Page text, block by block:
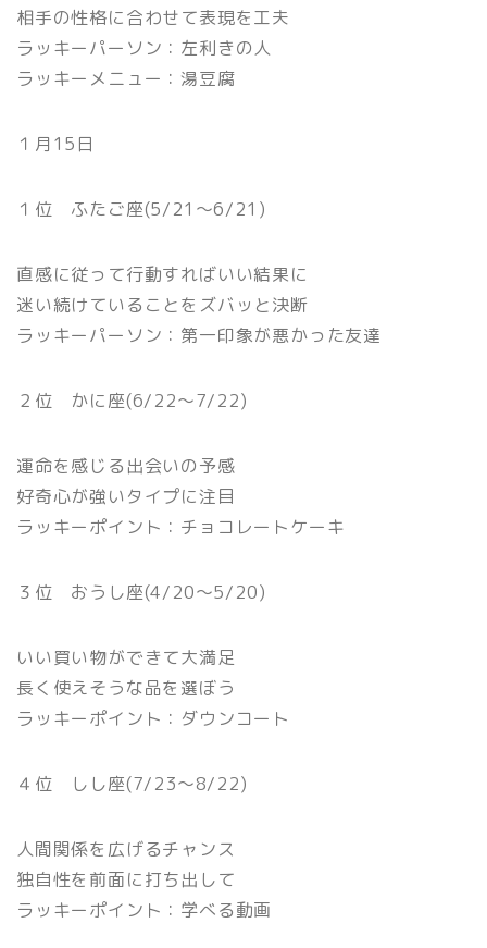
相手の性格に合わせて表現を工夫
ラッキーパーソン：左利きの人
ラッキーメニュー：湯豆腐
１月15日
１位 ふたご座(5/21〜6/21)
直感に従って行動すればいい結果に
迷い続けていることをズバッと決断
ラッキーパーソン：第一印象が悪かった友達
２位 かに座(6/22〜7/22)
運命を感じる出会いの予感
好奇心が強いタイプに注目
ラッキーポイント：チョコレートケーキ
３位 おうし座(4/20〜5/20)
いい買い物ができて大満足
長く使えそうな品を選ぼう
ラッキーポイント：ダウンコート
４位 しし座(7/23〜8/22)
人間関係を広げるチャンス
独自性を前面に打ち出して
ラッキーポイント：学べる動画